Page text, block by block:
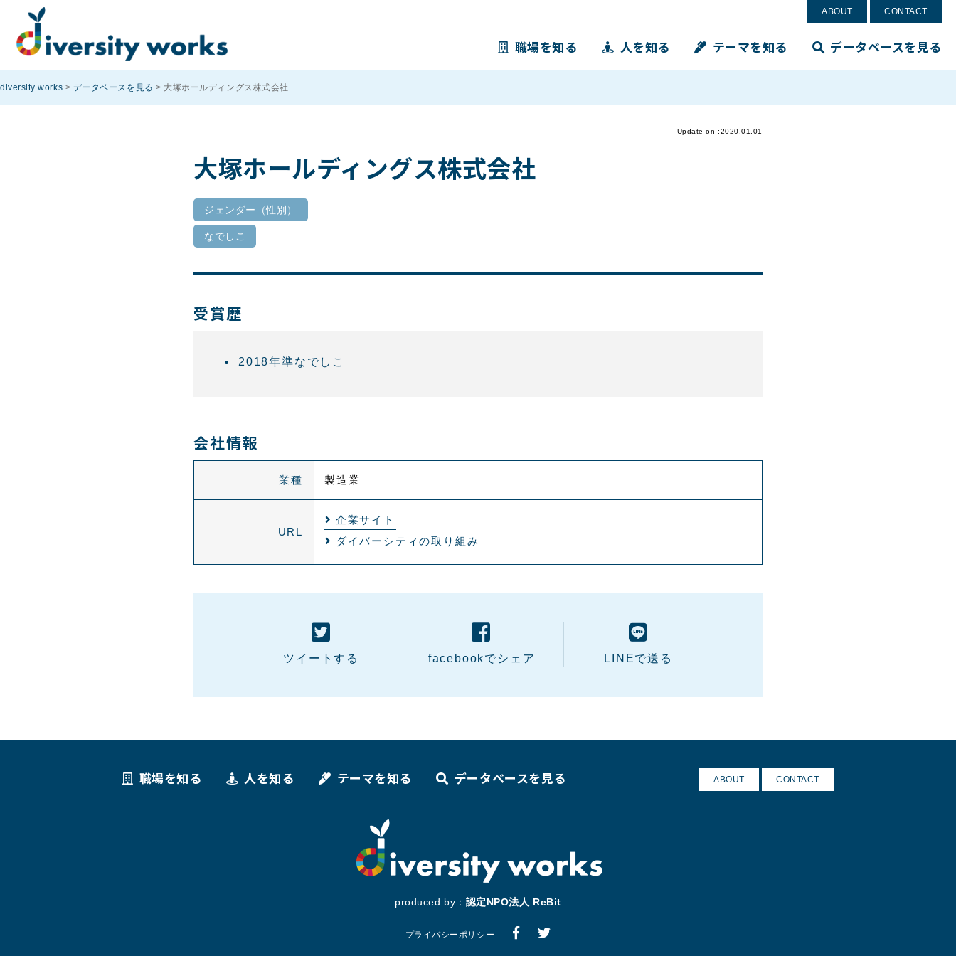
ABOUT CONTACT
職場を知る 人を知る テーマを知る データベースを見る
diversity works > データベースを見る > 大塚ホールディングス株式会社
Update on :2020.01.01
大塚ホールディングス株式会社
ジェンダー（性別）
なでしこ
受賞歴
2018年準なでしこ
会社情報
業種 製造業
URL
企業サイト
ダイバーシティの取り組み
ツイートする facebookでシェア LINEで送る
職場を知る 人を知る テーマを知る データベースを見る ABOUT CONTACT
produced by： 認定NPO法人 ReBit
プライバシーポリシー